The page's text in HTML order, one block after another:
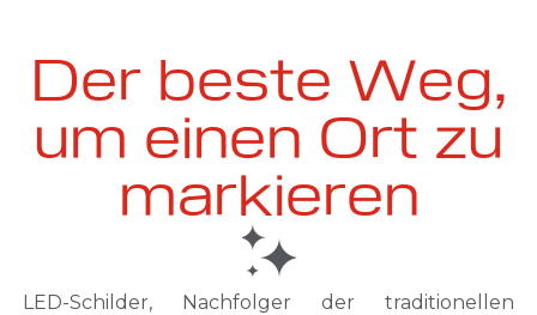
Der beste Weg,
um einen Ort zu
markieren
LED-Schilder, Nachfolger der traditionellen